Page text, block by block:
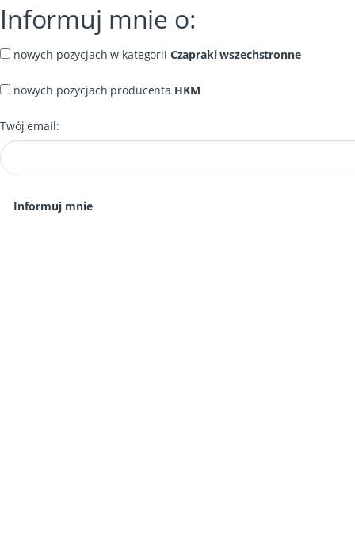
Informuj mnie o:
nowych pozycjach w kategorii Czapraki wszechstronne
nowych pozycjach producenta HKM
Twój email: